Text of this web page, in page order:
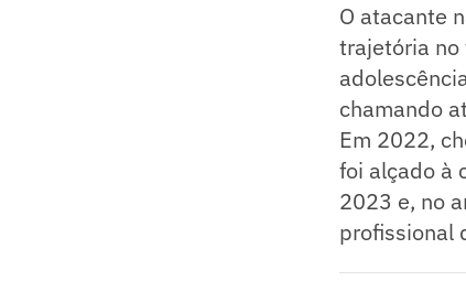
O atacante
trajetória no
chamando
Em 2022,
foi alçado à
2023 e, no
profissional